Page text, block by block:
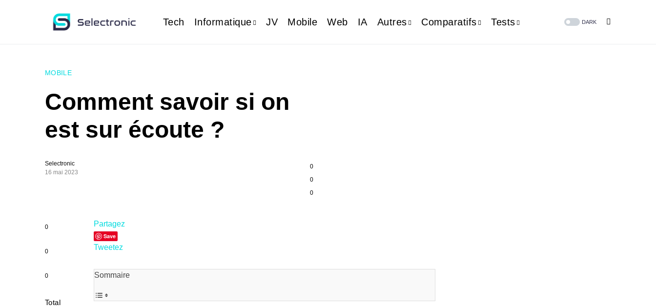
Tech Informatique JV Mobile Web IA Autres Comparatifs Tests DARK
MOBILE
Comment savoir si on
est sur écoute ?
Selectronic
16 mai 2023
0
0
0
Total
0
0
0
Partagez
Save
Tweetez
Sommaire